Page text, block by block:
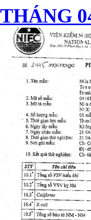
THÁNG